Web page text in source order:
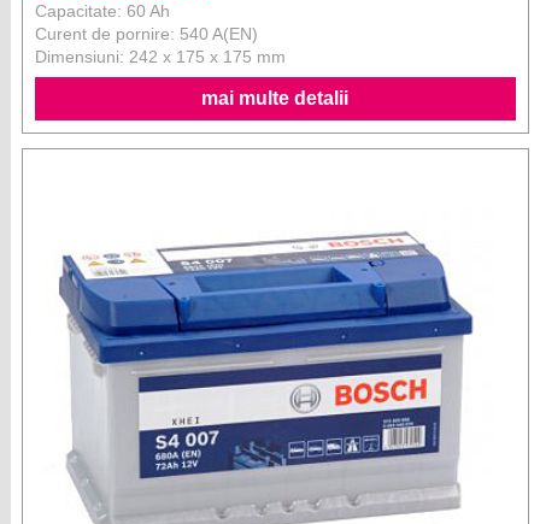
Capacitate: 60 Ah
Curent de pornire: 540 A(EN)
Dimensiuni: 242 x 175 x 175 mm
mai multe detalii